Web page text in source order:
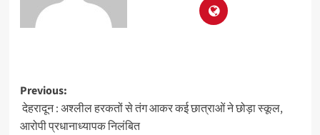
Previous:
देहरादून : अश्लील हरकतों से तंग आकर कई छात्राओं ने छोड़ा स्कूल,
आरोपी प्रधानाध्यापक निलंबित